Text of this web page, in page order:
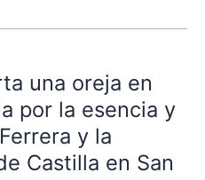
una oreja en
por la esencia y
y la
Castilla en San